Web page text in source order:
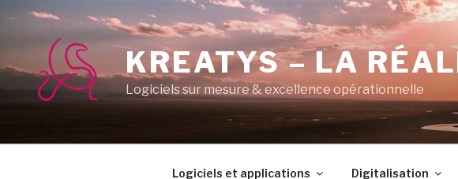
contenu
principal
KREATYS – LA
Logiciels sur mesure & excellence opérationnelle
Logiciels et applications Digitalisation